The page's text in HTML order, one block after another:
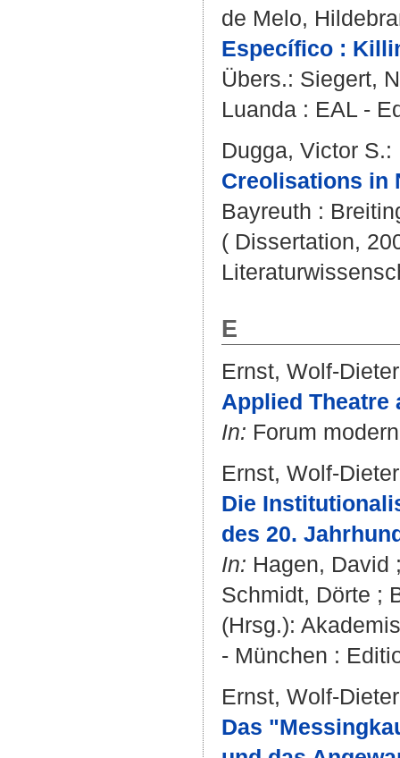
de Melo,
Específico :
Übers.: Siegert,
Luanda : EAL -
Dugga, Victor S.:
Creolisations in
Bayreuth :
( Dissertation,
E
Ernst, Wolf-Dieter
Applied Theatre
In: Forum
Ernst, Wolf-Dieter
Die
des 20.
In: Hagen, David
Schmidt, Dörte ;
(Hrsg.):
- München :
Ernst, Wolf-Dieter
Das